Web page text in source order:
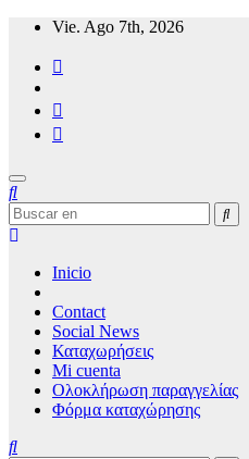
contenido
Vie. Ago 7th, 2026
Noticias de viajes de Mykonos24
Inicio
Contact
Social News
Καταχωρήσεις
Mi cuenta
Ολοκλήρωση παραγγελίας
Φόρμα καταχώρησης